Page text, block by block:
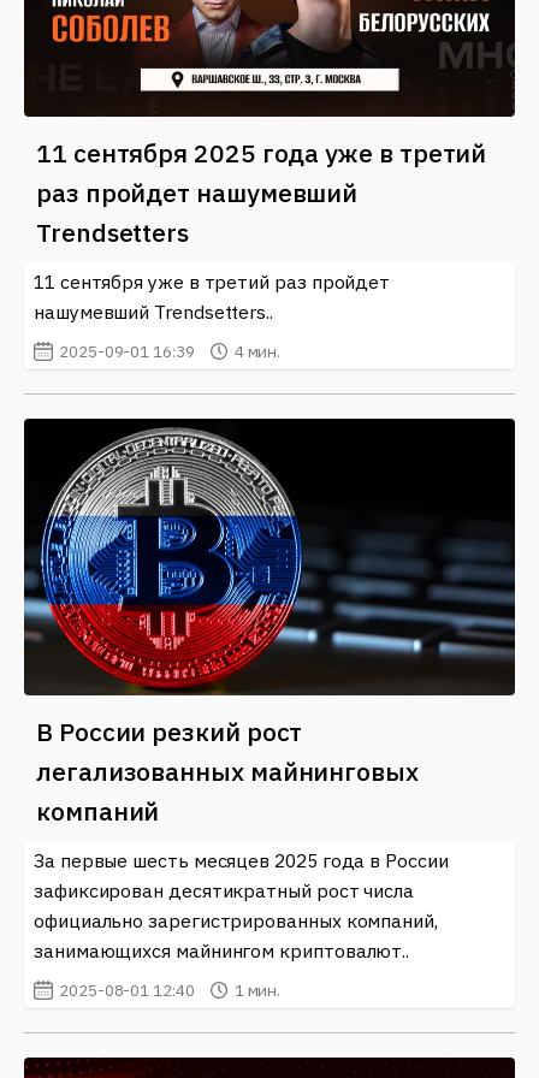
11 сентября 2025 года уже в третий
раз пройдет нашумевший
Trendsetters
11 сентября уже в третий раз пройдет
нашумевший Trendsetters..
2025-09-01 16:39 4 мин.
В России резкий рост
легализованных майнинговых
компаний
За первые шесть месяцев 2025 года в России
зафиксирован десятикратный рост числа
официально зарегистрированных компаний,
занимающихся майнингом криптовалют..
2025-08-01 12:40 1 мин.